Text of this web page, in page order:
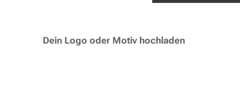
Dein Logo oder Motiv hochladen